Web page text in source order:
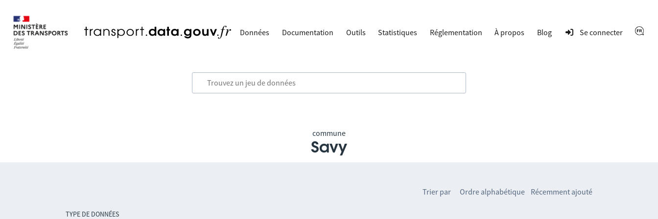
Données Documentation Outils Statistiques Réglementation À propos Blog Se connecter
commune
Savy
TYPE DE DONNÉES
Trier par Ordre alphabétique Récemment ajouté